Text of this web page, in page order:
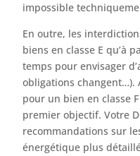
impossible
En outre, les
biens en classe E qu’à
temps pour envisager
obligations changent…).
pour un bien en classe
premier objectif. Votre
recommandations sur
énergétique plus